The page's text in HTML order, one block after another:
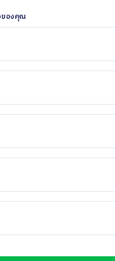
ของคุณ